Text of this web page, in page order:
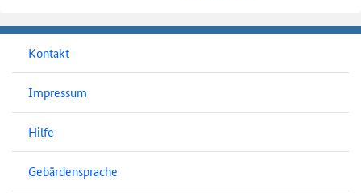
Kontakt
Impressum
Hilfe
Gebärdensprache